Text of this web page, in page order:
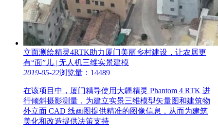
立面测绘精灵4RTK助力厦门美丽乡村建设，让农居更
有“面”儿 | 无人机三维实景建模
2019-05-22浏览量：14489
在该项目中，厦门精导使用大疆精灵 Phantom 4 RTK 进
行倾斜摄影测量，为建立实景三维模型矢量图和建筑物
外立面 CAD 线画图提供精准的图像信息，从而为建筑
美化和改造提供决策支持